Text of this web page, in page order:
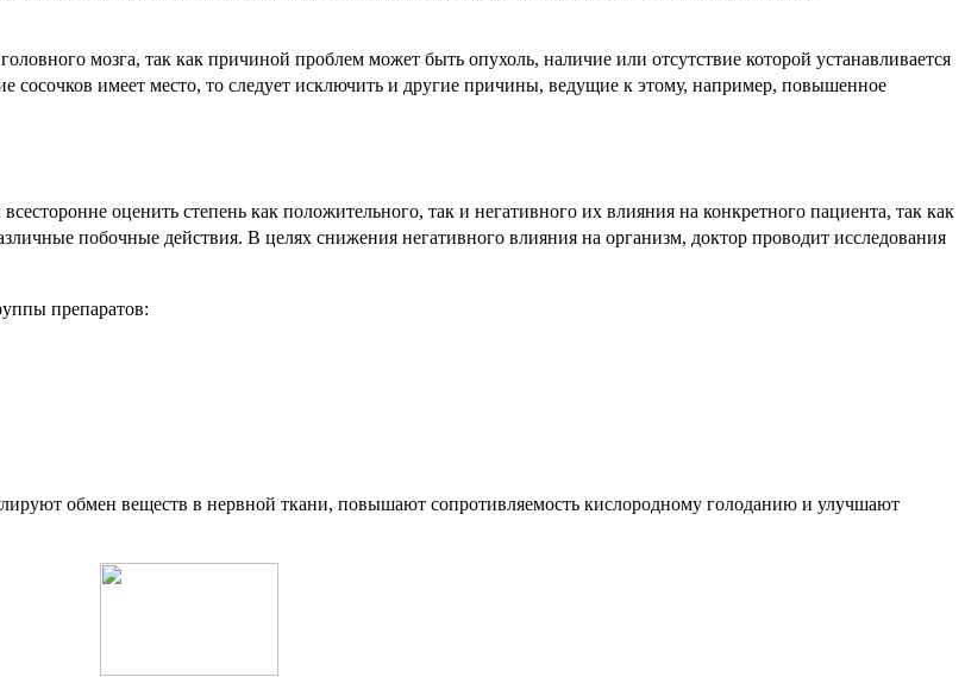
мозга, так как причиной проблем может быть опухоль, наличие или отсутствие которой устанавливается
сосочков имеет место, то следует исключить и другие причины, ведущие к этому, например, повышенное
оценить степень как положительного, так и негативного их влияния на конкретного пациента, так как
побочные действия. В целях снижения негативного влияния на организм, доктор проводит исследования
препаратов:
обмен веществ в нервной ткани, повышают сопротивляемость кислородному голоданию и улучшают